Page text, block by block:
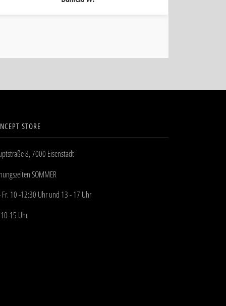
STORE
8, 7000 Eisenstadt
SOMMER
Fr. 10 -12:30 Uhr und 13 - 17 Uhr
15 Uhr